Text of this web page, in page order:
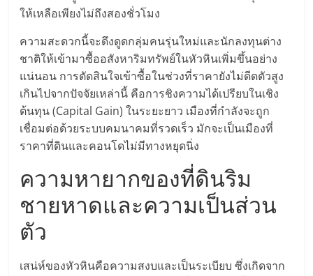
และ
ขยาย
สา
ขา
แฟ
รน
ไชส์,
ให้เหลือเพียงไม่ถึงสองชั่วโมง
ความสะดวกนี้จะดึงดูดกลุ่มคนรุ่นใหม่และนักลงทุนต่าง
ชาติให้เข้ามาซื้ออสังหาริมทรัพย์ในหัวหินเพิ่มขึ้นอย่าง
แน่นอน การตัดสินใจเข้าซื้อในช่วงที่ราคายังไม่ดีดตัวสูง
เกินไปจากปัจจัยเหล่านี้ คือการชิงความได้เปรียบในเชิง
ต้นทุน (Capital Gain) ในระยะยาว เมืองที่กำลังจะถูก
เชื่อมต่อด้วยระบบคมนาคมที่รวดเร็ว มักจะเป็นเมืองที่
ราคาที่ดินและคอนโดไม่มีทางหยุดนิ่ง
ความหายากของที่ดินริม
ชายหาดและความเป็นส่วน
ตัว
เสน่ห์ของหัวหินคือความสงบและเป็นระเบียบ ซึ่งเกิดจาก